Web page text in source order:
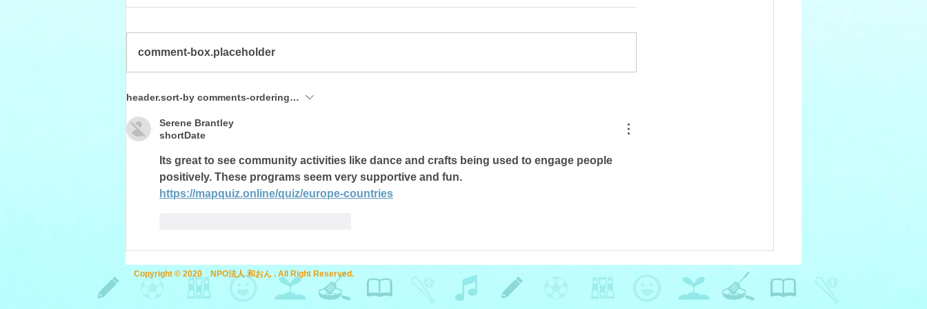
暑さに負けるな、カラオケ大
今日のはったつスペースは映画観
中になりました(笑) 次回は7月１
ンジャー（0766-95-4063)まで ご
連絡ください、お待ちしておりま
す。
季節のものを食べよう
comment-box.placeholder
header.sort-by comments-ordering.latest-first
Serene Brantley
shortDate
Its great to see community activities like dance and crafts being used to engage people
positively. These programs seem very supportive and fun.
https://mapquiz.online/quiz/europe-countries
Copyright © 2020 NPO法人 和おん . All Right Reserved.